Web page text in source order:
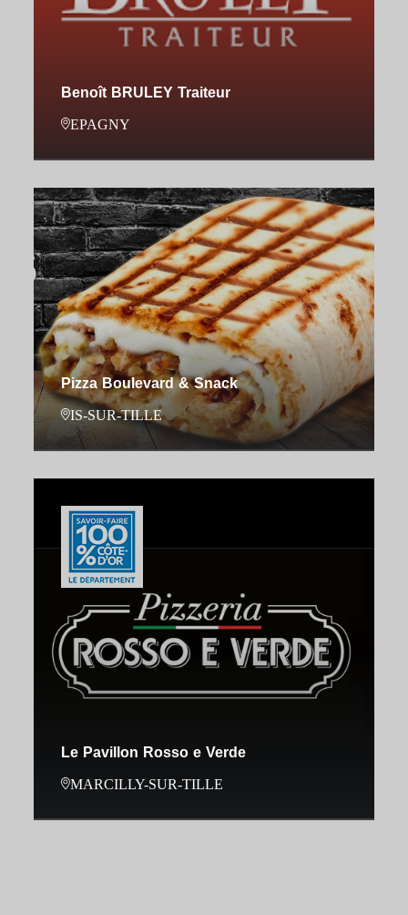
Benoît BRULEY Traiteur
EPAGNY
Pizza Boulevard & Snack
IS-SUR-TILLE
Le Pavillon Rosso e Verde
MARCILLY-SUR-TILLE